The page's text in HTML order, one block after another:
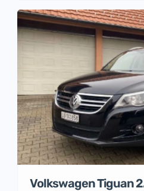
Volkswagen Tiguan